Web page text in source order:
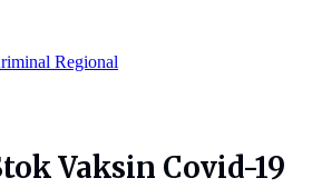
Regional
Vaksin Covid-19